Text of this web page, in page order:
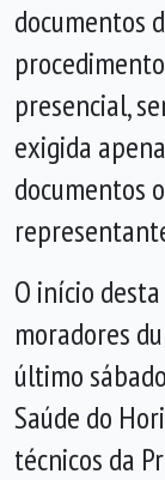
documentos
presencial,
exigida
documentos
O início
moradores
último
Saúde do
técnicos da